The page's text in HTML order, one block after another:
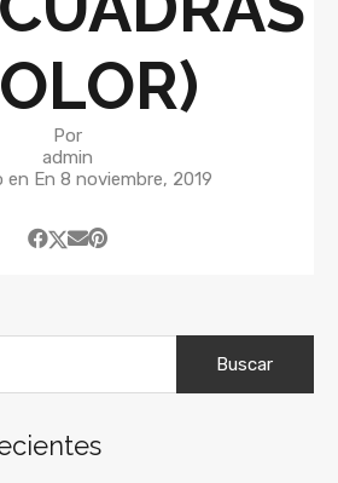
Por
admin
en En 8 noviembre, 2019